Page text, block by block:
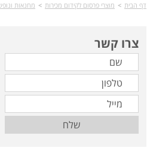
דף הבית > מוצרי פרסום לקידום מכירות > מחנאות
צרו קשר
שלח